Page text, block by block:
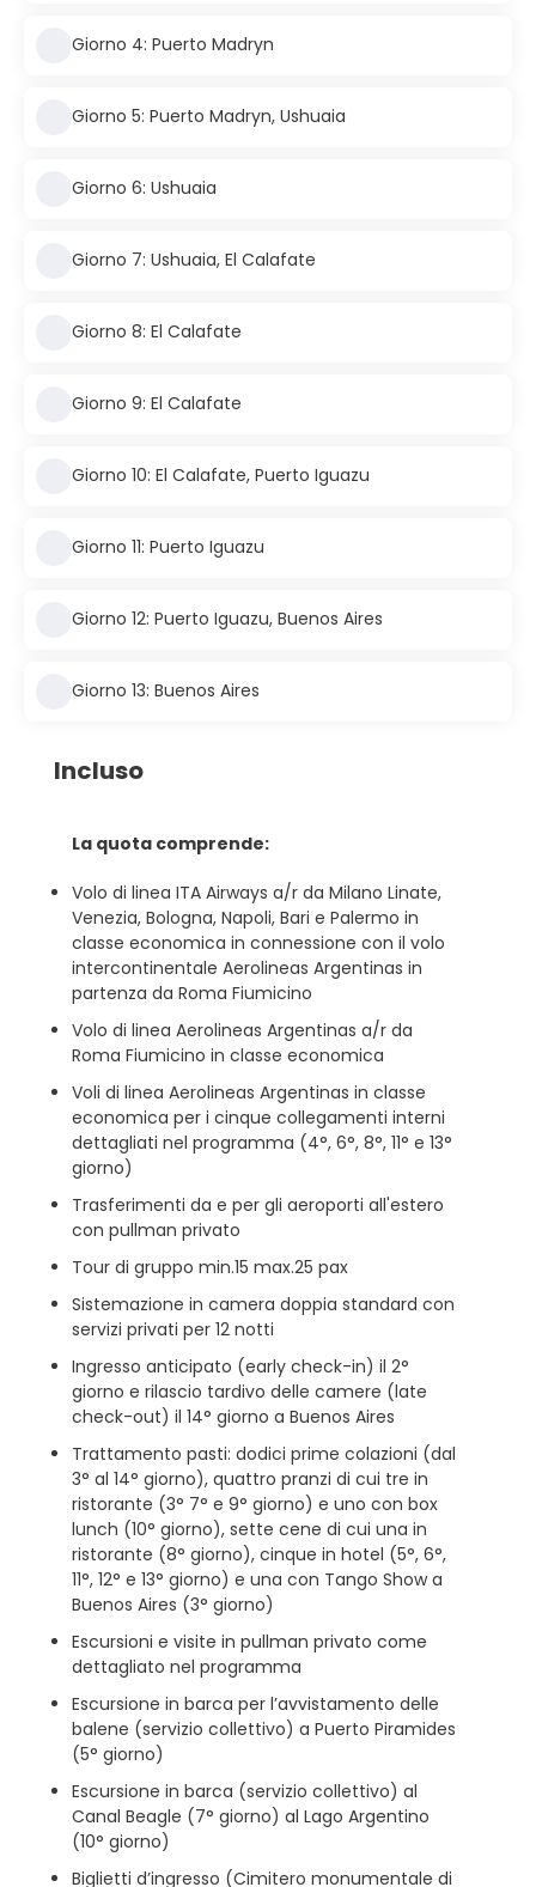
Giorno 4: Puerto Madryn
Giorno 5: Puerto Madryn, Ushuaia
Giorno 6: Ushuaia
Giorno 7: Ushuaia, El Calafate
Giorno 8: El Calafate
Giorno 9: El Calafate
Giorno 10: El Calafate, Puerto Iguazu
Giorno 11: Puerto Iguazu
Giorno 12: Puerto Iguazu, Buenos Aires
Giorno 13: Buenos Aires
Incluso
La quota comprende:
Volo di linea ITA Airways a/r da Milano Linate,
Venezia, Bologna, Napoli, Bari e Palermo in
classe economica in connessione con il volo
intercontinentale Aerolineas Argentinas in
partenza da Roma Fiumicino
Volo di linea Aerolineas Argentinas a/r da
Roma Fiumicino in classe economica
Voli di linea Aerolineas Argentinas in classe
economica per i cinque collegamenti interni
dettagliati nel programma (4°, 6°, 8°, 11° e 13°
giorno)
Trasferimenti da e per gli aeroporti all'estero
con pullman privato
Tour di gruppo min.15 max.25 pax
Sistemazione in camera doppia standard con
servizi privati per 12 notti
Ingresso anticipato (early check-in) il 2°
giorno e rilascio tardivo delle camere (late
check-out) il 14° giorno a Buenos Aires
Trattamento pasti: dodici prime colazioni (dal
3° al 14° giorno), quattro pranzi di cui tre in
ristorante (3° 7° e 9° giorno) e uno con box
lunch (10° giorno), sette cene di cui una in
ristorante (8° giorno), cinque in hotel (5°, 6°,
11°, 12° e 13° giorno) e una con Tango Show a
Buenos Aires (3° giorno)
Escursioni e visite in pullman privato come
dettagliato nel programma
Escursione in barca per l’avvistamento delle
balene (servizio collettivo) a Puerto Piramides
(5° giorno)
Escursione in barca (servizio collettivo) al
Canal Beagle (7° giorno) al Lago Argentino
(10° giorno)
Biglietti d’ingresso (Cimitero monumentale di